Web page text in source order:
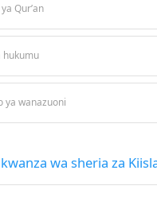
Qur’an
hukumu
ya wanazuoni
wa sheria za